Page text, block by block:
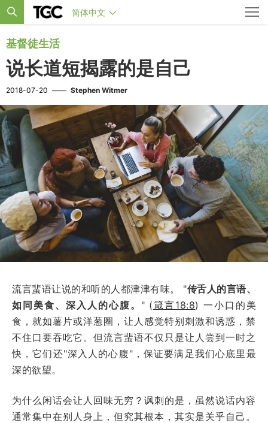
简体中文
基督徒生活
说长道短揭露的是自己
2018-07-20 —— Stephen Witmer
流言蜚语让说的和听的人都津津有味。 "传舌人的言语、
如同美食、深入人的心腹。 " (箴言18:8) 一小口的美
食，就如薯片或洋葱圈，让人感觉特别刺激和诱惑，禁
不住口要吞吃它。但流言蜚语不仅只是让人尝到一时之
快，它们还"深入人的心腹"，保证要满足我们心底里最
深的欲望。
为什么闲话会让人回味无穷？讽刺的是，虽然说话内容
通常集中在别人身上，但究其根本，其实是关乎自己。